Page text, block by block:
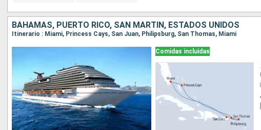
BAHAMAS, PUERTO RICO, SAN MARTÍN, ESTADOS UNIDOS
Itinerario : Miami, Princess Cays, San Juan, Philipsburg, San Thomas, Miami
Comidas incluidas